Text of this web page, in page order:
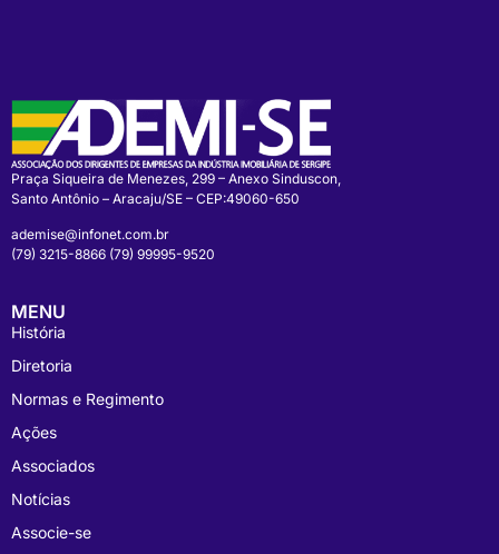
Praça Siqueira de Menezes, 299 – Anexo Sinduscon,
Santo Antônio – Aracaju/SE – CEP:49060-650
ademise@infonet.com.br
(79) 3215-8866 (79) 99995-9520
MENU
História
Diretoria
Normas e Regimento
Ações
Associados
Notícias
Associe-se